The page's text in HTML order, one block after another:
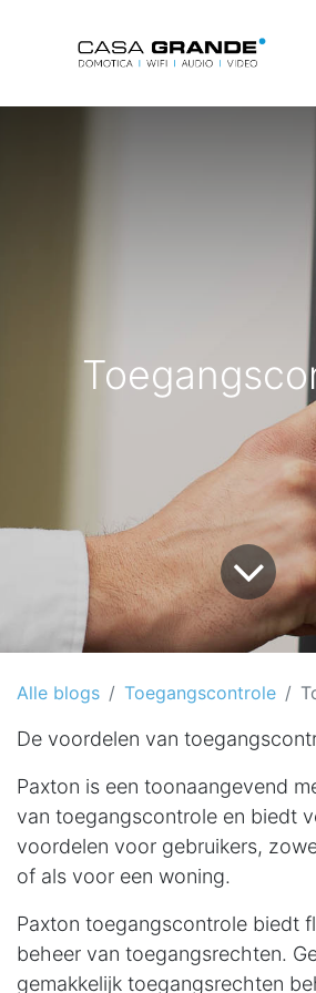
Alle blogs Toegangscontrole
De voordelen van
Paxton is een toonaangevend
van toegangscontrole en biedt
voordelen voor gebruikers,
of als voor een woning.
Paxton toegangscontrole biedt
beheer van toegangsrechten.
gemakkelijk toegangsrechten